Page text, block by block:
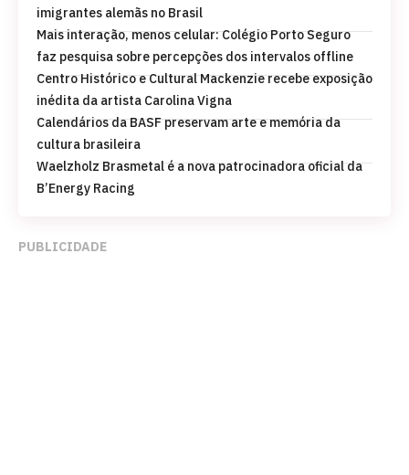
imigrantes alemãs no Brasil
Mais interação, menos celular: Colégio Porto Seguro
faz pesquisa sobre percepções dos intervalos offline
Centro Histórico e Cultural Mackenzie recebe exposição
inédita da artista Carolina Vigna
Calendários da BASF preservam arte e memória da
cultura brasileira
Waelzholz Brasmetal é a nova patrocinadora oficial da
B’Energy Racing
PUBLICIDADE